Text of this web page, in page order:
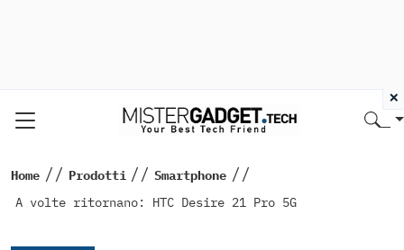
Home // Prodotti // Smartphone //
A volte ritornano: HTC Desire 21 Pro 5G
×